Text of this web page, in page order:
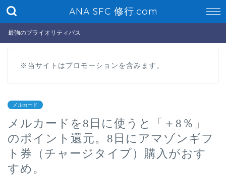
ANA SFC 修行.com
最強のプライオリティパス
※当サイトはプロモーションを含みます。
メルカード
メルカードを8日に使うと「＋8％」
のポイント還元。8日にアマゾンギフ
ト券（チャージタイプ）購入がおす
すめ。